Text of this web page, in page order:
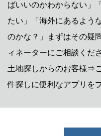
ばいいのかわからない」
たい」「海外にあるよう
のかな？」まずはその疑
ィネーターにご相談くだ
土地探しからのお客様⇒
件探しに便利なアプリを